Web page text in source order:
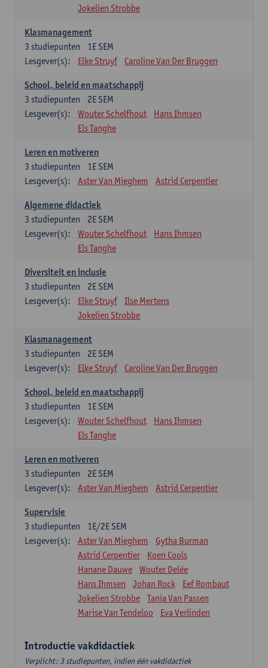
Jokelien Strobbe
Klasmanagement
1E SEM
3 studiepunten
Lesgever(s):
Elke Struyf Caroline Van Der Bruggen
School, beleid en maatschappij
2E SEM
3 studiepunten
Lesgever(s):
Wouter Schelfhout
Hans Ihmsen
Els Tanghe
Leren en motiveren
1E SEM
3 studiepunten
Lesgever(s):
Aster Van Mieghem Astrid Cerpentier
Algemene didactiek
2E SEM
3 studiepunten
Lesgever(s):
Wouter Schelfhout
Hans Ihmsen
Els Tanghe
Diversiteit en inclusie
2E SEM
3 studiepunten
Lesgever(s):
Elke Struyf
Ilse Mertens
Jokelien Strobbe
Klasmanagement
2E SEM
3 studiepunten
Lesgever(s):
Elke Struyf Caroline Van Der Bruggen
School, beleid en maatschappij
1E SEM
3 studiepunten
Lesgever(s):
Wouter Schelfhout
Hans Ihmsen
Els Tanghe
Leren en motiveren
2E SEM
3 studiepunten
Lesgever(s):
Aster Van Mieghem Astrid Cerpentier
Supervisie
1E/2E SEM
3 studiepunten
Lesgever(s):
Aster Van Mieghem
Gytha Burman
Astrid Cerpentier
Koen Cools
Hanane Dauwe
Wouter Delée
Hans Ihmsen
Johan Rock
Eef Rombaut
Jokelien Strobbe
Tania Van Passen
Marise Van Tendeloo
Eva Verlinden
Introductie vakdidactiek
Verplicht: 3 studiepunten, indien één vakdidactiek